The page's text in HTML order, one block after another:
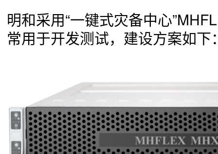
明和采用“一键式灾备中心
常用于开发测试，建设方案如下